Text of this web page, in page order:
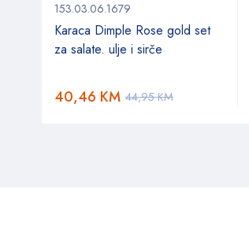
153.03.06.1679
Karaca Dimple Rose gold set
za salate. ulje i sirče
44,95KM
40,46 KM